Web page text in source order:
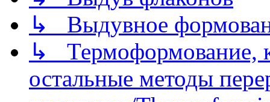
↳ Выдувное
↳ Термоформование,
остальные методы